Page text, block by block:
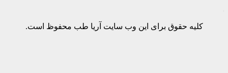
کلیه حقوق برای این وب سایت آریا طب محفوظ است.